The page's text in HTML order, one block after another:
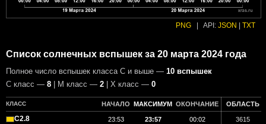
PNG API: JSON TXT
Список солнечных вспышек за 20 марта 2024 года
Полное число вспышек класса C и выше — 10 вспышек
С класс — 8 | М класс — 2 | X класс — 0
КЛАСС НАЧАЛО МАКСИМУМ ОКОНЧАНИЕ ОБЛАСТЬ
C2.8 23:53 23:57 00:02 3615